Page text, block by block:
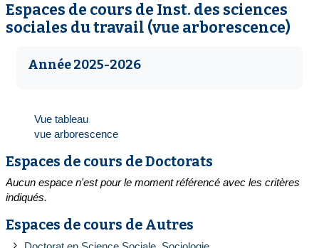
Espaces de cours de Inst. des sciences
sociales du travail (vue arborescence)
Année 2025-2026
Vue tableau
vue arborescence
Espaces de cours de Doctorats
Aucun espace n'est pour le moment référencé avec les critères
indiqués.
Espaces de cours de Autres